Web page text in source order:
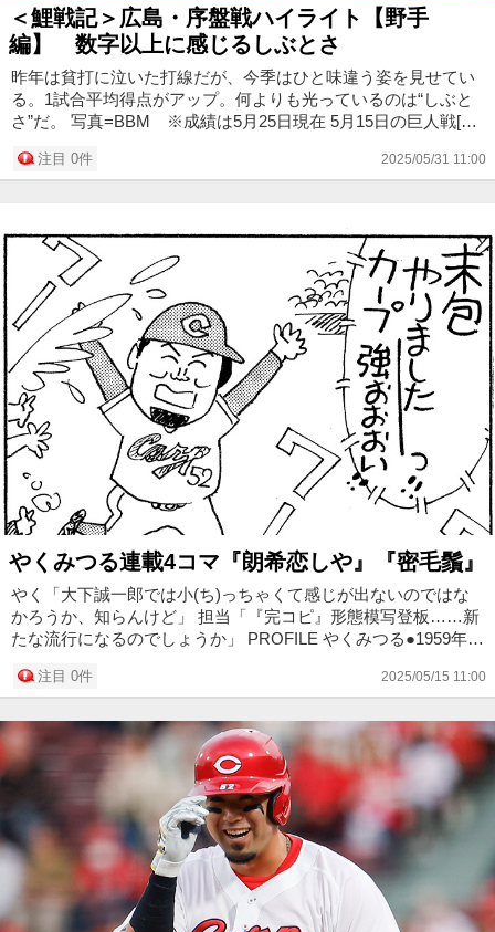
＜鯉戦記＞広島・序盤戦ハイライト【野手
編】 数字以上に感じるしぶとさ
昨年は貧打に泣いた打線だが、今季はひと味違う姿を見せてい
る。1試合平均得点がアップ。何よりも光っているのは“しぶと
さ”だ。 写真=BBM ※成績は5月25日現在 5月15日の巨人戦[マ
は、ひと味違...
注目 0件 2025/05/31 11:00
やくみつる連載4コマ『朗希恋しや』『密毛鬚』
やく「大下誠一郎では小(ち)っちゃくて感じが出ないのではな
かろうか、知らんけど」 担当「『完コピ』形態模写登板……新
たな流行になるのでしょうか」 PROFILE やくみつる●1959年3
ガタガタ言...
注目 0件 2025/05/15 11:00